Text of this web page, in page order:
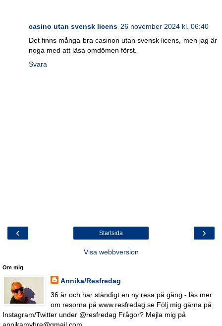
casino utan svensk licens 26 november 2024 kl. 06:40
Det finns många bra casinon utan svensk licens, men jag är
noga med att läsa omdömen först.
Svara
‹ ›
Startsida
Visa webbversion
Om mig
Annika/Resfredag
36 år och har ständigt en ny resa på gång - läs mer
om resorna på www.resfredag.se Följ mig gärna på
Instagram/Twitter under @resfredag Frågor? Mejla mig på
annikamyhre@gmail.com